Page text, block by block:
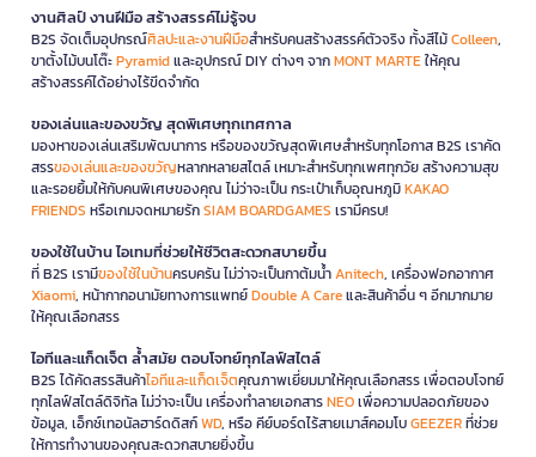
งานศิลป์ งานฝีมือ สร้างสรรค์ไม่รู้จบ
B2S จัดเต็มอุปกรณ์ศิลปะและงานฝีมือสำหรับคนสร้างสรรค์ตัวจริง ทั้งสีไม้Colleen,
ขาตั้งไม้บนโต๊ะPyramidและอุปกรณ์ DIY ต่างๆ จากMONT MARTEให้คุณ
สร้างสรรค์ได้อย่างไร้ขีดจำกัด
ของเล่นและของขวัญ สุดพิเศษทุกเทศกาล
มองหาของเล่นเสริมพัฒนาการ หรือของขวัญสุดพิเศษสำหรับทุกโอกาส B2S เราคัด
สรรของเล่นและของขวัญหลากหลายสไตล์ เหมาะสำหรับทุกเพศทุกวัย สร้างความสุข
และรอยยิ้มให้กับคนพิเศษของคุณ ไม่ว่าจะเป็น กระเป๋าเก็บอุณหภูมิKAKAO
FRIENDS หรือเกมจดหมายรักSIAM BOARDGAMES เรามีครบ!
ของใช้ในบ้าน ไอเทมที่ช่วยให้ชีวิตสะดวกสบายขึ้น
ที่ B2S เรามีของใช้ในบ้านครบครัน ไม่ว่าจะเป็นกาต้มน้ำAnitech, เครื่องฟอกอากาศ
Xiaomi, หน้ากากอนามัยทางการแพทย์Double A Careและสินค้าอื่น ๆ อีกมากมาย
ให้คุณเลือกสรร
ไอทีและแก็ดเจ็ต ล้ำสมัย ตอบโจทย์ทุกไลฟ์สไตล์
B2S ได้คัดสรรสินค้าไอทีและแก็ดเจ็ตคุณภาพเยี่ยมมาให้คุณเลือกสรร เพื่อตอบโจทย์
ทุกไลฟ์สไตล์ดิจิทัล ไม่ว่าจะเป็น เครื่องทำลายเอกสารNEOเพื่อความปลอดภัยของ
ข้อมูล, เอ็กซ์เทอนัลฮาร์ดดิสก์WD, หรือ คีย์บอร์ดไร้สายเมาส์คอมโบGEEZERที่ช่วย
ให้การทำงานของคุณสะดวกสบายยิ่งขึ้น